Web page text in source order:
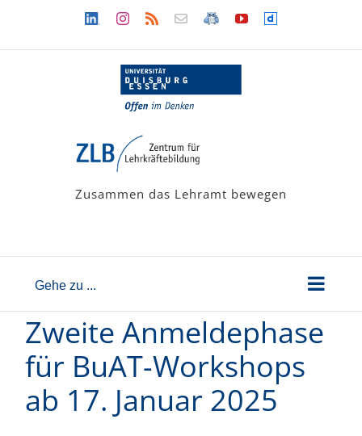
LinkedinInstagram
Rss Newsletter
LehramtsWiki
YouTubeDailymotion
Zusammen das Lehramt bewegen
Gehe zu ...
Zweite Anmeldephase
für BuAT-Workshops
ab 17. Januar 2025